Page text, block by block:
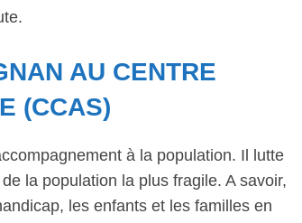
AU CENTRE
(CCAS)
à la population. Il lutte
la population la plus fragile. A savoir,
les enfants et les familles en